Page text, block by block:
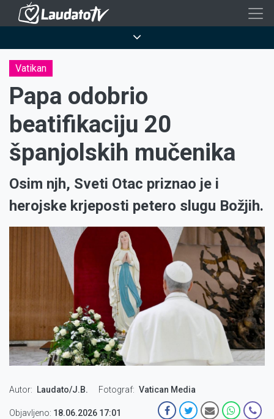
Skoči
sadržaj
Vatikan
Papa odobrio
beatifikaciju 20
španjolskih mučenika
Osim njh, Sveti Otac priznao je i
herojske krjeposti petero slugu Božjih.
Autor Laudato/J.B. Fotograf Vatican Media
Objavljeno: 18.06.2026 17:01